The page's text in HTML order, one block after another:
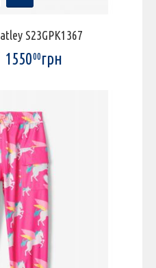
S23GPK1367
155000грн